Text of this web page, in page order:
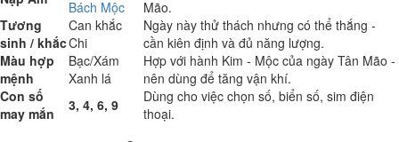
Bách Mộc
Mão.
Tương
sinh / khắc
Can khắc
Chi
Ngày này thử thách nhưng có thể thắng -
cần kiên định và đủ năng lượng.
Màu hợp
mệnh
Bạc/Xám
Xanh lá
Hợp với hành Kim - Mộc của ngày Tân Mão -
nên dùng để tăng vận khí.
Con số
may mắn
3, 4, 6, 9
Dùng cho việc chọn số, biển số, sim điện
thoại.